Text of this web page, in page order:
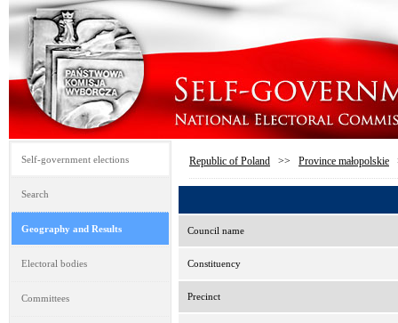
Self-government elections
Search
Geography and Results
Electoral bodies
Committees
Republic of Poland >> Province małopolskie
Council name
Constituency
Precinct